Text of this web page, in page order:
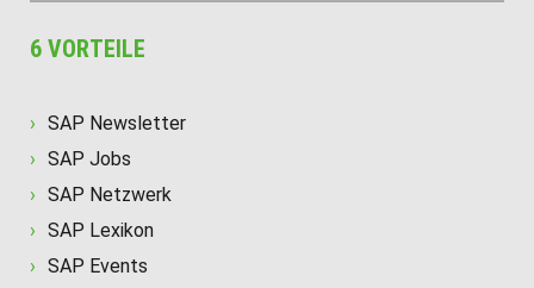
6 VORTEILE
SAP Newsletter
SAP Jobs
SAP Netzwerk
SAP Lexikon
SAP Events